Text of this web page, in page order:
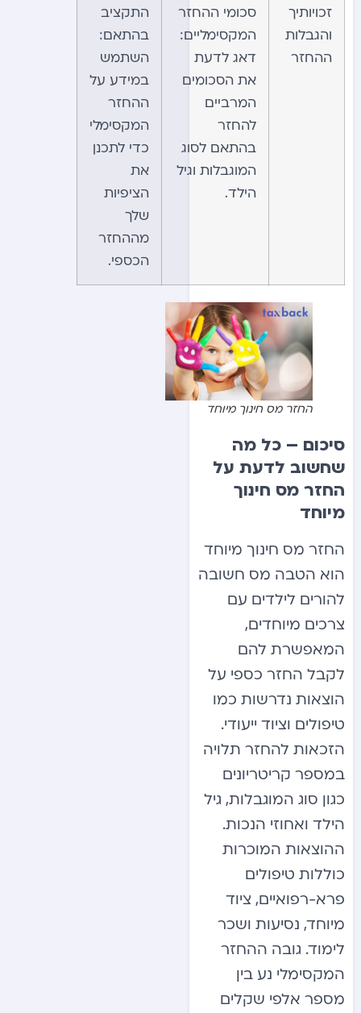
זכויותיך
והגבלות
ההחזר
סכומי ההחזר
המקסימליים:
דאג לדעת
את הסכומים
המרביים
להחזר
בהתאם לסוג
המוגבלות וגיל
הילד.
התקציב
בהתאם:
השתמש
במידע על
ההחזר
המקסימלי
כדי לתכנן
את
הציפיות
שלך
מההחזר
הכספי.
החזר מס חינוך מיוחד
סיכום – כל מה
שחשוב לדעת על
החזר מס חינוך
מיוחד
החזר מס חינוך מיוחד
הוא הטבה מס חשובה
להורים לילדים עם
צרכים מיוחדים,
המאפשרת להם
לקבל החזר כספי על
הוצאות נדרשות כמו
טיפולים וציוד ייעודי.
הזכאות להחזר תלויה
במספר קריטריונים
כגון סוג המוגבלות, גיל
הילד ואחוזי הנכות.
ההוצאות המוכרות
כוללות טיפולים
פרא-רפואיים, ציוד
מיוחד, נסיעות ושכר
לימוד. גובה ההחזר
המקסימלי נע בין
מספר אלפי שקלים